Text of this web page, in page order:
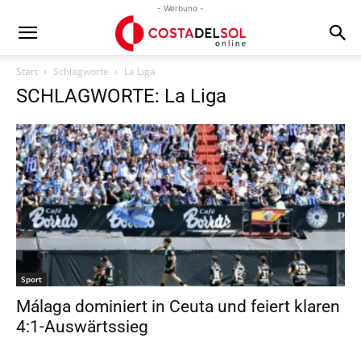
- Werbung -
Start Schlagworte La Liga
SCHLAGWORTE: La Liga
Sport
Málaga dominiert in Ceuta und feiert klaren
4:1-Auswärtssieg